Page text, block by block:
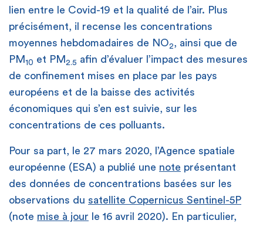
lien entre le Covid-19 et la qualité de l’air. Plus
précisément, il recense les concentrations
moyennes hebdomadaires de NO2, ainsi que de
PM 10 et PM 2.5 afin d’évaluer l’impact des mesures
de confinement mises en place par les pays
européens et de la baisse des activités
économiques qui s’en est suivie, sur les
concentrations de ces polluants.
Pour sa part, le 27 mars 2020, l’Agence spatiale
européenne (ESA) a publié une note présentant
des données de concentrations basées sur les
observations du satellite Copernicus Sentinel-5P
(note mise à jour le 16 avril 2020). En particulier,